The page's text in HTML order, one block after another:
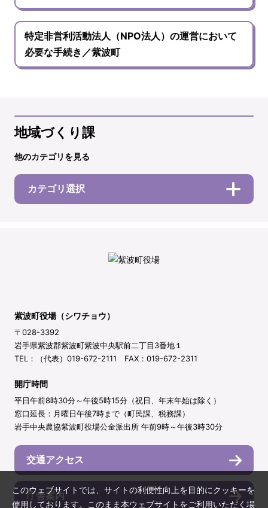
特定非営利活動法人（NPO法人）の運営において
必要な手続き／紫波町
地域づくり課
他のカテゴリを見る
カテゴリ選択
紫波町役場（シワチョウ）
〒028-3392
岩手県紫波郡紫波町紫波中央駅前二丁目3番地１
TEL：（代表）019-672-2111 FAX：019-672-2311
開庁時間
平日午前8時30分～午後5時15分（祝日、年末年始は除く）
窓口延長：月曜日午後7時まで（町民課、税務課）
岩手中央農協紫波町役場公金派出所 午前9時～午後3時30分
交通アクセス
庁舎案内
このウェブサイトでは、サイトの利便性向上を目的にクッキーを
使用しております。このまま本ウェブサイトをご利用いただく場